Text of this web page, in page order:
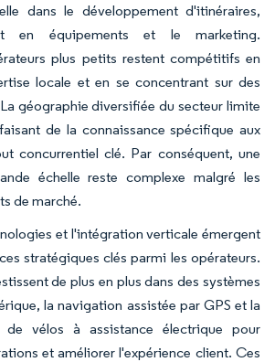
dans le développement d'itinéraires,
en équipements et le marketing.
plus petits restent compétitifs en
locale et en se concentrant sur des
géographie diversifiée du secteur limite
de la connaissance spécifique aux
concurrentiel clé. Par conséquent, une
échelle reste complexe malgré les
de marché.
et l'intégration verticale émergent
stratégiques clés parmi les opérateurs.
de plus en plus dans des systèmes
la navigation assistée par GPS et la
vélos à assistance électrique pour
et améliorer l'expérience client. Ces